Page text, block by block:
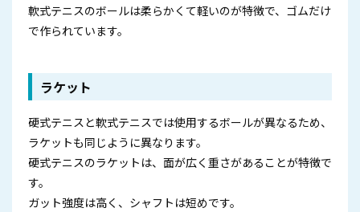
軟式テニスのボールは柔らかくて軽いのが特徴で、ゴムだけ
で作られています。
ラケット
硬式テニスと軟式テニスでは使用するボールが異なるため、
ラケットも同じように異なります。
硬式テニスのラケットは、面が広く重さがあることが特徴で
す。
ガット強度は高く、シャフトは短めです。